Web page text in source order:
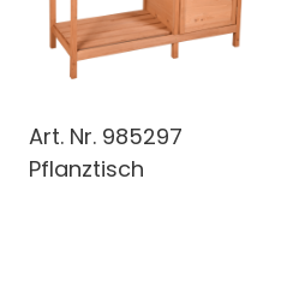
Art. Nr. 985297
Pflanztisch